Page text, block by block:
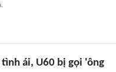
ái, U60 bị gọi 'ông